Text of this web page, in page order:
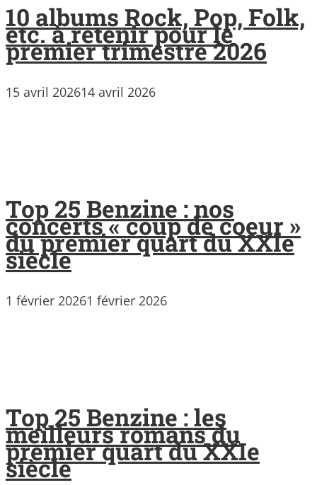
10 albums Rock, Pop, Folk,
etc. à retenir pour le
premier trimestre 2026
15 avril 202614 avril 2026
Top 25 Benzine : nos
concerts « coup de coeur »
du premier quart du XXIe
siècle
1 février 20261 février 2026
Top 25 Benzine : les
meilleurs romans du
premier quart du XXIe
siècle